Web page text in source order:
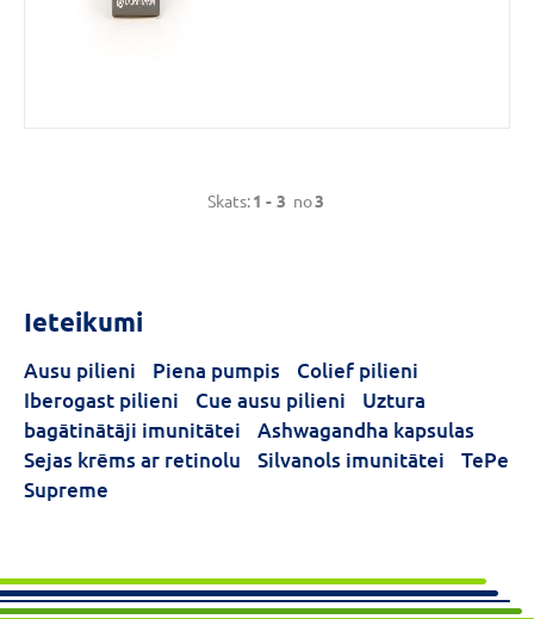
Skats:1 - 3 no3
Ieteikumi
Ausu pilieni Piena pumpis
Colief pilieni
Iberogast pilieni
Cue ausu pilieni
Uztura
bagātinātāji imunitātei
Ashwagandha kapsulas
Sejas krēms ar retinolu
Silvanols imunitātei
TePe
Supreme